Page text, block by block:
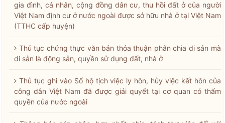
gia đình, cá nhân, cộng đồng dân cư, thu hồi đất ở của người
Việt Nam định cư ở nước ngoài được sở hữu nhà ở tại Việt Nam
(TTHC cấp huyện)
Thủ tục chứng thực văn bản thỏa thuận phân chia di sản mà
di sản là động sản, quyền sử dụng đất, nhà ở
Thủ tục ghi vào Sổ hộ tịch việc ly hôn, hủy việc kết hôn của
công dân Việt Nam đã được giải quyết tại cơ quan có thẩm
quyền của nước ngoài